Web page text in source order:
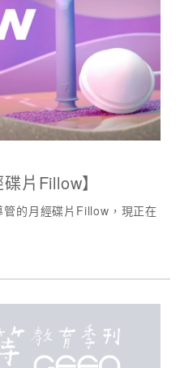
片Fillow】
的月經碟片Fillow，現正在